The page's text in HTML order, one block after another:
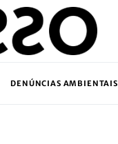
DENÚNCIAS AMBIENTAIS